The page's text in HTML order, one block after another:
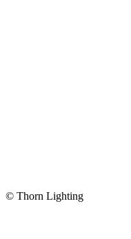
© Thorn Lighting